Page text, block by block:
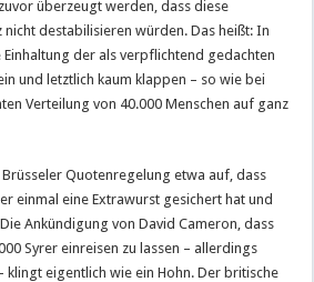
überzeugt werden, dass diese
nicht destabilisieren würden. Das heißt: In
der als verpflichtend gedachten
und letztlich kaum klappen – so wie bei
Verteilung von 40.000 Menschen auf ganz
Quotenregelung etwa auf, dass
einmal eine Extrawurst gesichert hat und
Ankündigung von David Cameron, dass
Syrer einreisen zu lassen – allerdings
klingt eigentlich wie ein Hohn. Der britische